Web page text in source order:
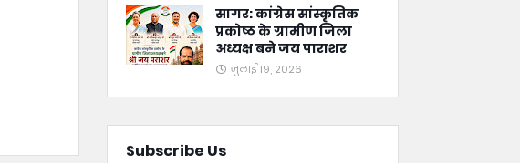
सागर: कांग्रेस सांस्कृतिक
प्रकोष्ठ के ग्रामीण जिला
अध्यक्ष बने जय पाराशर
जुलाई 19, 2026
Subscribe Us